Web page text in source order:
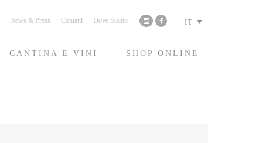
IT
News & Press Contatti Dove Siamo
CANTINA E VINI SHOP ONLINE